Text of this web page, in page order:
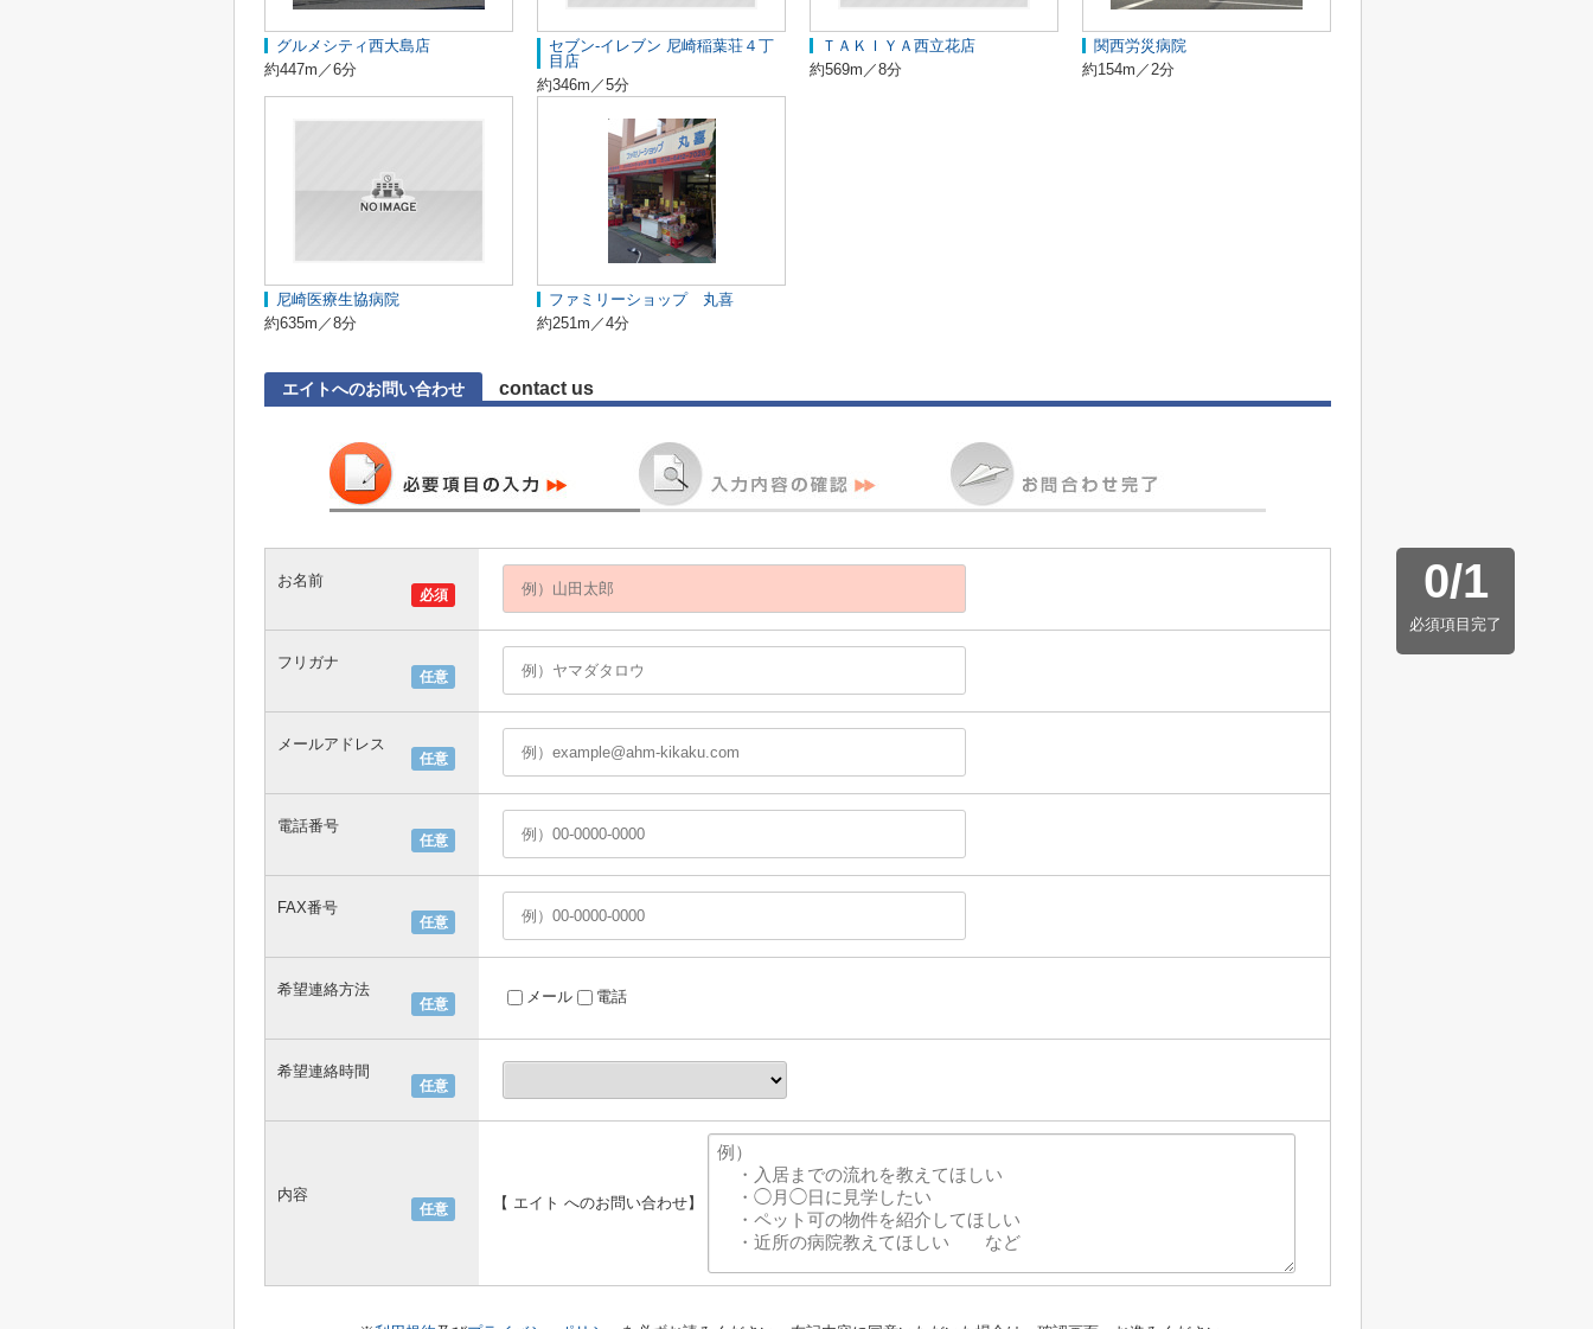
グルメシティ西大島店
約447m／6分
セブン-イレブン 尼崎稲葉荘４丁
目店
約346m／5分
ＴＡＫＩＹＡ西立花店
約569m／8分
関西労災病院
約154m／2分
尼崎医療生協病院
約635m／8分
ファミリーショップ 丸喜
約251m／4分
エイトへのお問い合わせ contact us
0/1
必須項目完了
必須
お名前
任意
フリガナ
任意
メールアドレス
任意
電話番号
任意
FAX番号
任意
希望連絡方法 メール 電話
任意
希望連絡時間
任意
内容 【 エイト へのお問い合わせ】